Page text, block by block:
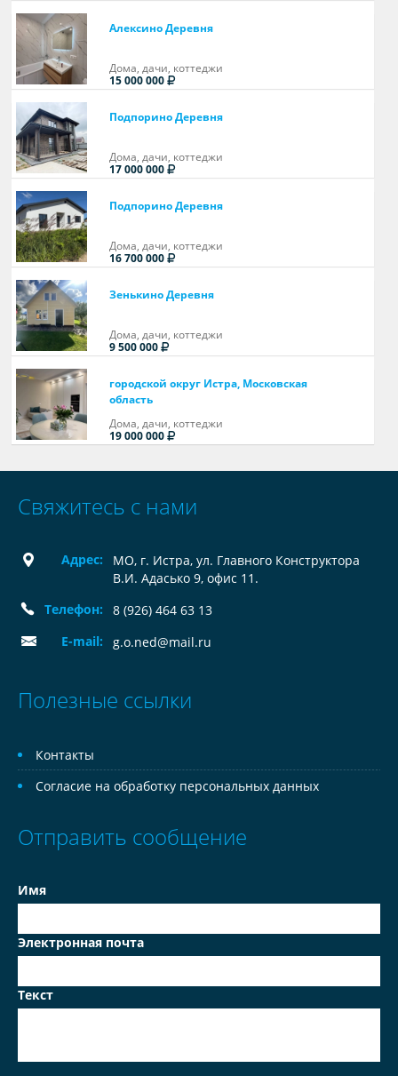
Алексино Деревня
Дома, дачи, коттеджи
15 000 000
Подпорино Деревня
Дома, дачи, коттеджи
17 000 000
Подпорино Деревня
Дома, дачи, коттеджи
16 700 000
Зенькино Деревня
Дома, дачи, коттеджи
9 500 000
городской округ Истра, Московская
область
Дома, дачи, коттеджи
19 000 000
Свяжитесь с нами
Адрес:
МО, г. Истра, ул. Главного Конструктора
В.И. Адасько 9, офис 11.
Телефон:
8 (926) 464 63 13
E-mail:
g.o.ned@mail.ru
Полезные ссылки
Контакты
Согласие на обработку персональных данных
Отправить сообщение
Имя
Электронная почта
Текст